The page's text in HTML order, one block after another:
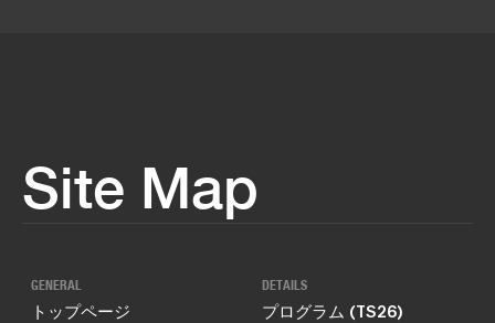
Site Map
GENERAL
トップページ
DETAILS
プログラム (TS26)